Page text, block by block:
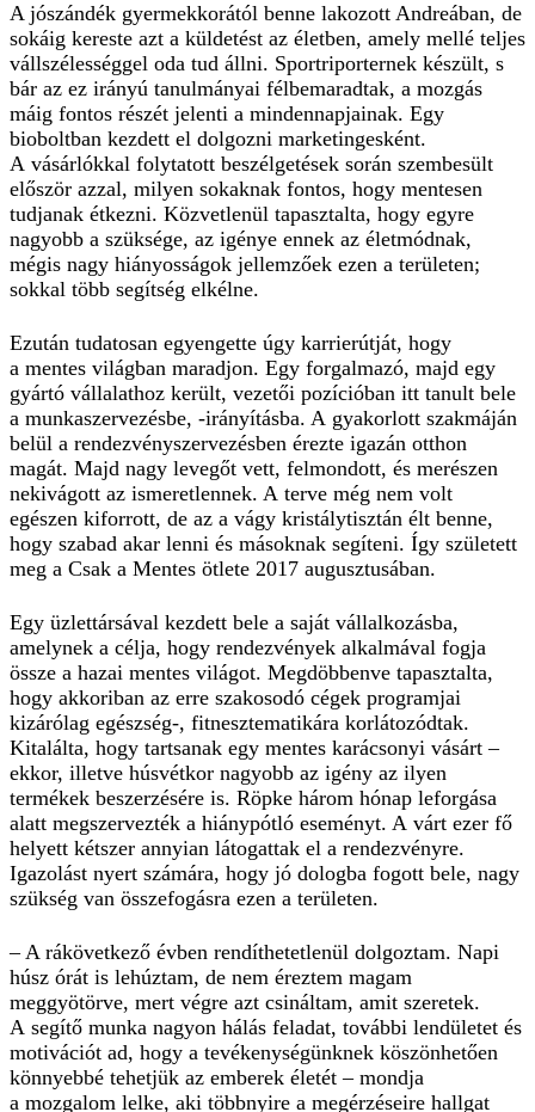
A jószándék gyermekkorától benne lakozott Andreában, de
sokáig kereste azt a küldetést az életben, amely mellé teljes
vállszélességgel oda tud állni. Sportriporternek készült, s
bár az ez irányú tanulmányai félbemaradtak, a mozgás
máig fontos részét jelenti a mindennapjainak. Egy
bioboltban kezdett el dolgozni marketingesként.
A vásárlókkal folytatott beszélgetések során szembesült
először azzal, milyen sokaknak fontos, hogy mentesen
tudjanak étkezni. Közvetlenül tapasztalta, hogy egyre
nagyobb a szüksége, az igénye ennek az életmódnak,
mégis nagy hiányosságok jellemzőek ezen a területen;
sokkal több segítség elkélne.
Ezután tudatosan egyengette úgy karrierútját, hogy
a mentes világban maradjon. Egy forgalmazó, majd egy
gyártó vállalathoz került, vezetői pozícióban itt tanult bele
a munkaszervezésbe, -irányításba. A gyakorlott szakmáján
belül a rendezvényszervezésben érezte igazán otthon
magát. Majd nagy levegőt vett, felmondott, és merészen
nekivágott az ismeretlennek. A terve még nem volt
egészen kiforrott, de az a vágy kristálytisztán élt benne,
hogy szabad akar lenni és másoknak segíteni. Így született
meg a Csak a Mentes ötlete 2017 augusztusában.
Egy üzlettársával kezdett bele a saját vállalkozásba,
amelynek a célja, hogy rendezvények alkalmával fogja
össze a hazai mentes világot. Megdöbbenve tapasztalta,
hogy akkoriban az erre szakosodó cégek programjai
kizárólag egészség-, fitnesztematikára korlátozódtak.
Kitalálta, hogy tartsanak egy mentes karácsonyi vásárt –
ekkor, illetve húsvétkor nagyobb az igény az ilyen
termékek beszerzésére is. Röpke három hónap leforgása
alatt megszervezték a hiánypótló eseményt. A várt ezer fő
helyett kétszer annyian látogattak el a rendezvényre.
Igazolást nyert számára, hogy jó dologba fogott bele, nagy
szükség van összefogásra ezen a területen.
– A rákövetkező évben rendíthetetlenül dolgoztam. Napi
húsz órát is lehúztam, de nem éreztem magam
meggyötörve, mert végre azt csináltam, amit szeretek.
A segítő munka nagyon hálás feladat, további lendületet és
motivációt ad, hogy a tevékenységünknek köszönhetően
könnyebbé tehetjük az emberek életét – mondja
a mozgalom lelke, aki többnyire a megérzéseire hallgat